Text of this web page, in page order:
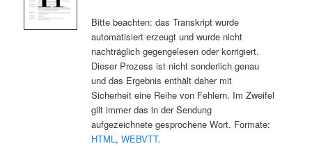
Bitte beachten: das Transkript wurde
automatisiert erzeugt und wurde nicht
nachträglich gegengelesen oder korrigiert.
Dieser Prozess ist nicht sonderlich genau
und das Ergebnis enthält daher mit
Sicherheit eine Reihe von Fehlern. Im Zweifel
gilt immer das in der Sendung
aufgezeichnete gesprochene Wort. Formate:
HTML, WEBVTT.